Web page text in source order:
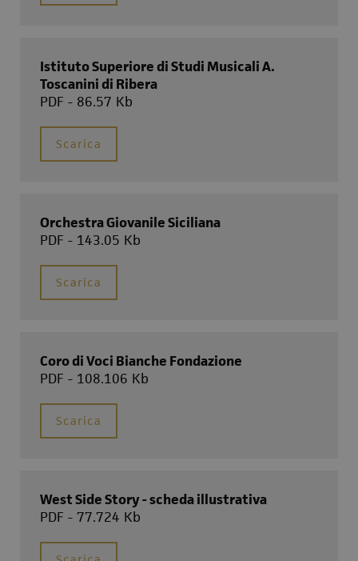
Istituto Superiore di Studi Musicali A.
Toscanini di Ribera
PDF - 86.57 Kb
Scarica
Orchestra Giovanile Siciliana
PDF - 143.05 Kb
Scarica
Coro di Voci Bianche Fondazione
PDF - 108.106 Kb
Scarica
West Side Story - scheda illustrativa
PDF - 77.724 Kb